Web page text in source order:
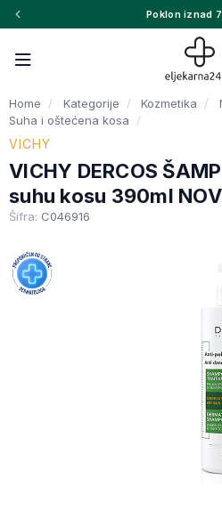
Poklon iznad
Home Kategorije Kozmetika
Suha i oštećena kosa
VICHY
VICHY DERCOS
suhu kosu 390ml
Šifra: C046916